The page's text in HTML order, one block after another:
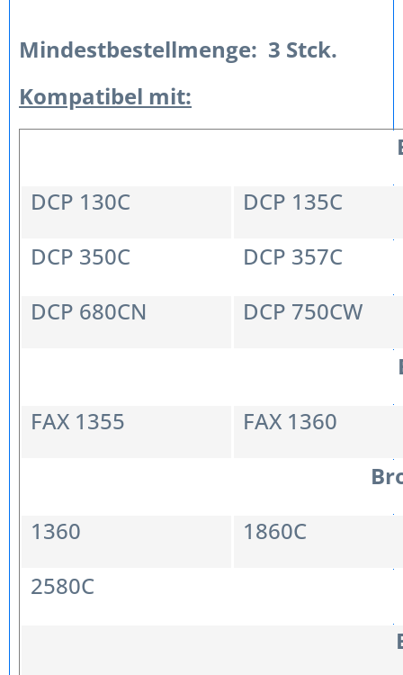
Mindestbestellmenge: 3 Stck.
Kompatibel mit:
DCP 130C
DCP 135C
DCP 350C
DCP 357C
DCP 680CN
DCP 750CW
FAX 1355
FAX 1360
1360
1860C
2580C